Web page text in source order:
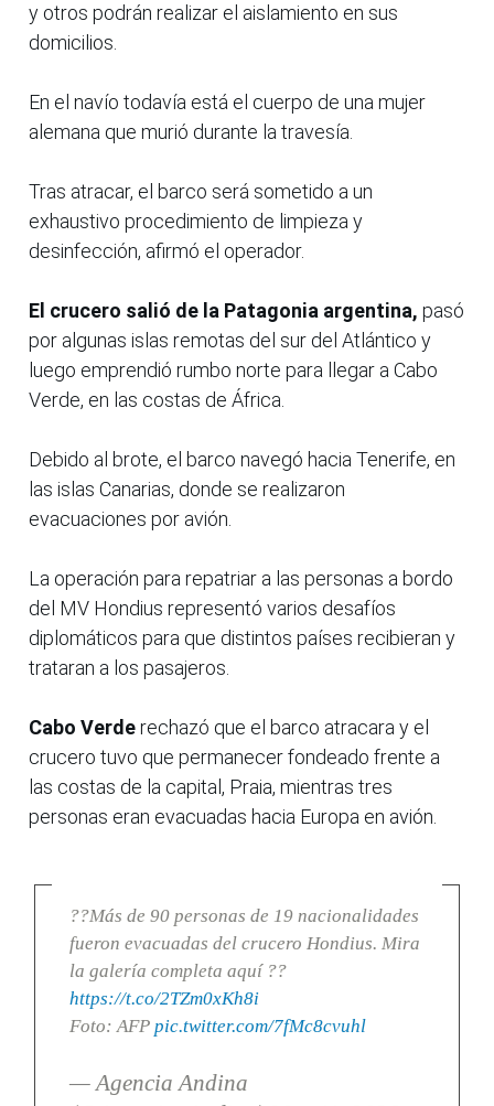
y otros podrán realizar el aislamiento en sus
domicilios.
En el navío todavía está el cuerpo de una mujer
alemana que murió durante la travesía.
Tras atracar, el barco será sometido a un
exhaustivo procedimiento de limpieza y
desinfección, afirmó el operador.
El crucero salió de la Patagonia argentina, pasó
por algunas islas remotas del sur del Atlántico y
luego emprendió rumbo norte para llegar a Cabo
Verde, en las costas de África.
Debido al brote, el barco navegó hacia Tenerife, en
las islas Canarias, donde se realizaron
evacuaciones por avión.
La operación para repatriar a las personas a bordo
del MV Hondius representó varios desafíos
diplomáticos para que distintos países recibieran y
trataran a los pasajeros.
Cabo Verderechazó que el barco atracara y el
crucero tuvo que permanecer fondeado frente a
las costas de la capital, Praia, mientras tres
personas eran evacuadas hacia Europa en avión.
??Más de 90 personas de 19 nacionalidades
fueron evacuadas del crucero Hondius. Mira
la galería completa aquí ??
https://t.co/2TZm0xKh8i
Foto: AFP pic.twitter.com/7fMc8cvuhl
— Agencia Andina